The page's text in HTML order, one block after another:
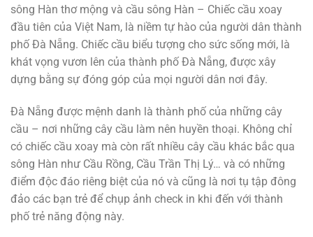
sông Hàn thơ mộng và cầu sông Hàn – Chiếc cầu xoay
đầu tiên của Việt Nam, là niềm tự hào của người dân thành
phố Đà Nẵng. Chiếc cầu biểu tượng cho sức sống mới, là
khát vọng vươn lên của thành phố Đà Nẵng, được xây
dựng bằng sự đóng góp của mọi người dân nơi đây.
Đà Nẵng được mệnh danh là thành phố của những cây
cầu – nơi những cây cầu làm nên huyền thoại. Không chỉ
có chiếc cầu xoay mà còn rất nhiều cây cầu khác bắc qua
sông Hàn như Cầu Rồng, Cầu Trần Thị Lý… và có những
điểm độc đáo riêng biệt của nó và cũng là nơi tụ tập đông
đảo các bạn trẻ để chụp ảnh check in khi đến với thành
phố trẻ năng động này.